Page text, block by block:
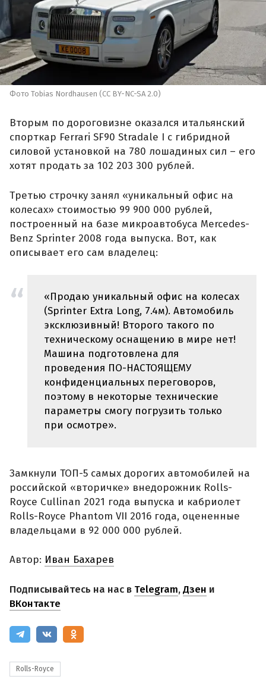
Фото Tobias Nordhausen (CC BY-NC-SA 2.0)
Вторым по дороговизне оказался итальянский
спорткар Ferrari SF90 Stradale I с гибридной
силовой установкой на 780 лошадиных сил – его
хотят продать за 102 203 300 рублей.
Третью строчку занял «уникальный офис на
колесах» стоимостью 99 900 000 рублей,
построенный на базе микроавтобуса Mercedes-
Benz Sprinter 2008 года выпуска. Вот, как
описывает его сам владелец:
«Продаю уникальный офис на колесах
(Sprinter Extra Long, 7.4м). Автомобиль
эксклюзивный! Второго такого по
техническому оснащению в мире нет!
Машина подготовлена для
проведения ПО-НАСТОЯЩЕМУ
конфиденциальных переговоров,
поэтому в некоторые технические
параметры смогу погрузить только
при осмотре».
Замкнули ТОП-5 самых дорогих автомобилей на
российской «вторичке» внедорожник Rolls-
Royce Cullinan 2021 года выпуска и кабриолет
Rolls-Royce Phantom VII 2016 года, оцененные
владельцами в 92 000 000 рублей.
Автор: Иван Бахарев
Подписывайтесь на нас в Telegram,Дзен и
ВКонтакте
Rolls-Royce